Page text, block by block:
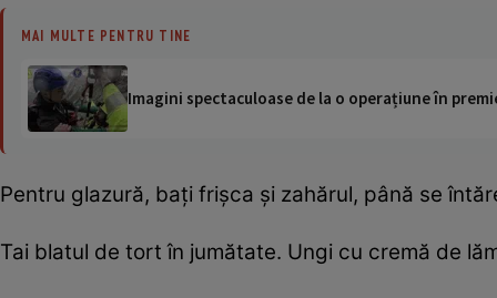
MAI MULTE PENTRU TINE
Imagini spectaculoase de la o operațiune în
Pentru glazură, baţi frişca şi zahărul, până se
Tai blatul de tort în jumătate. Ungi cu cremă de